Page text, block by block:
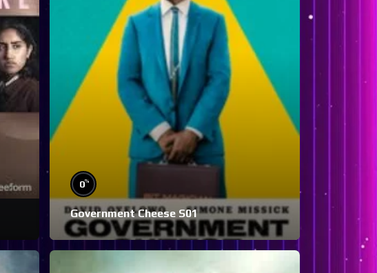
0%
Government Cheese S01